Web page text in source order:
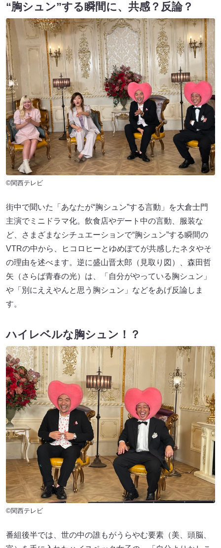
“胸シュン”する瞬間に、共感？反論？
©関西テレビ
街中で聞いた「あなたが“胸シュン”する言動」を大倉士門
主演でミニドラマ化。飲食店やデート中の言動、服装な
ど、さまざまなシチュエーションで“胸シュン”する瞬間の
VTRの中から、ヒコロヒーとゆめぽてが共感したネタやそ
の理由を述べます。逆に盛山晋太郎（見取り図）、森田哲
矢（さらば青春の光）は、「自分がやっている胸シュン」
や「別にええやんと思う胸シュン」などをあげ反論しま
す。
ハイレベルな胸シュン！？
©関西テレビ
番組後半では、世の中の誰もがうらやむ要素（美、頭脳、